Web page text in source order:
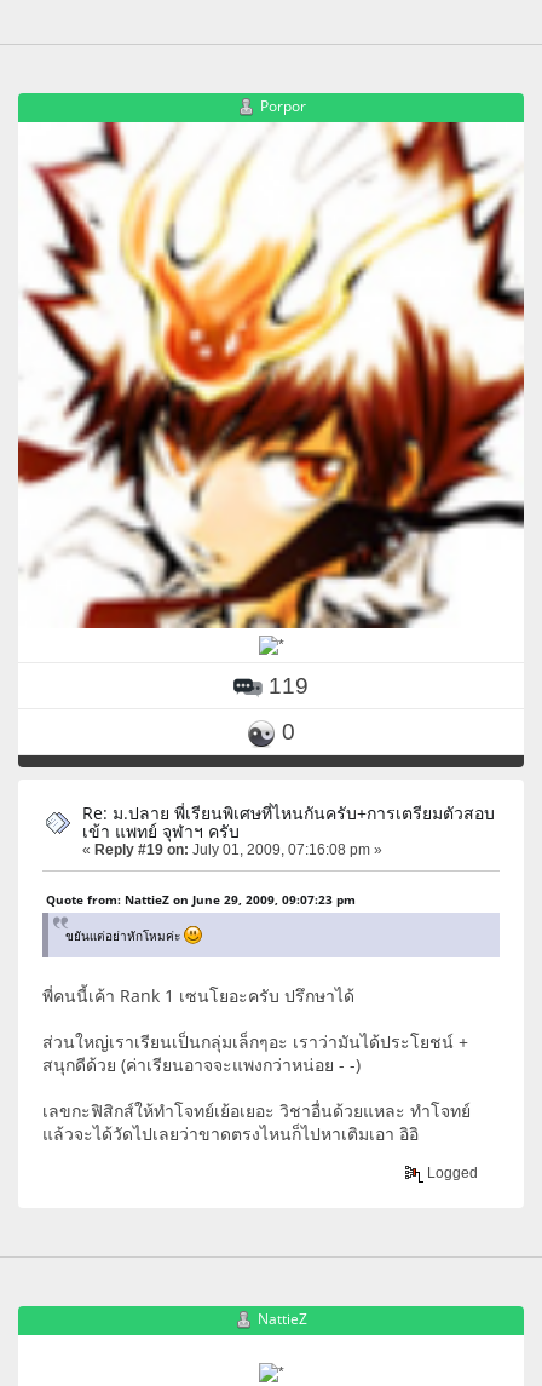
Porpor
119
0
Re: ม.ปลาย พี่เรียนพิเศษที่ไหนกันครับ+การเตรียมตัวสอบ
เข้า แพทย์ จุฬาฯ ครับ
« Reply #19 on: July 01, 2009, 07:16:08 pm »
Quote from: NattieZ on June 29, 2009, 09:07:23 pm
ขยันเเต่อย่าหักโหมค่ะ
พี่คนนี้เค้า Rank 1 เซนโยอะครับ ปรึกษาได้
ส่วนใหญ่เราเรียนเป็นกลุ่มเล็กๆอะ เราว่ามันได้ประโยชน์ +
สนุกดีด้วย (ค่าเรียนอาจจะแพงกว่าหน่อย - -)
เลขกะฟิสิกส์ให้ทำโจทย์เย้อเยอะ วิชาอื่นด้วยแหละ ทำโจทย์
แล้วจะได้วัดไปเลยว่าขาดตรงไหนก็ไปหาเติมเอา อิอิ
Logged
NattieZ